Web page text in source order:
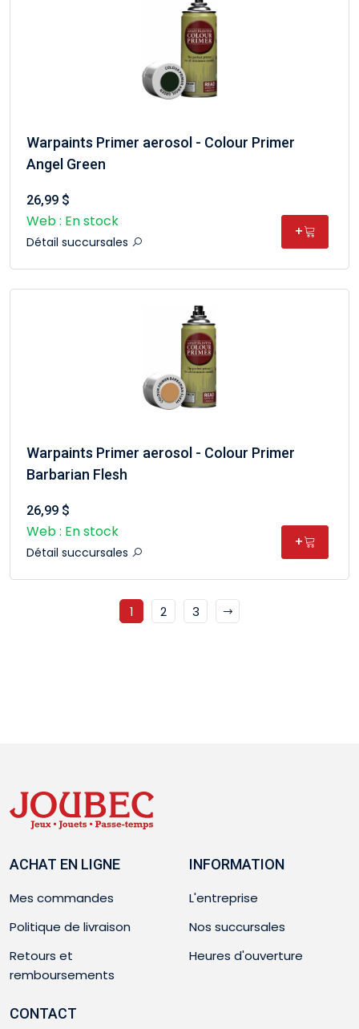
Warpaints Primer aerosol - Colour Primer
Angel Green
26,99 $
Web : En stock
Détail succursales
+
Warpaints Primer aerosol - Colour Primer
Barbarian Flesh
26,99 $
Web : En stock
Détail succursales
+
1 2 3
ACHAT EN LIGNE
Mes commandes
Politique de livraison
Retours et
remboursements
INFORMATION
L'entreprise
Nos succursales
Heures d'ouverture
CONTACT